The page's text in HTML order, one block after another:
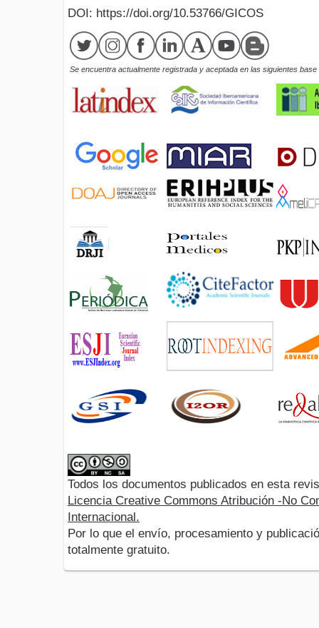
DOI: https://doi.org/10.53766/GICOS
Se encuentra actualmente registrada y aceptada en las siguientes
Todos los documentos publicados en esta
Licencia Creative Commons Atribución -No
Internacional.
Por lo que el envío, procesamiento y
totalmente gratuito.